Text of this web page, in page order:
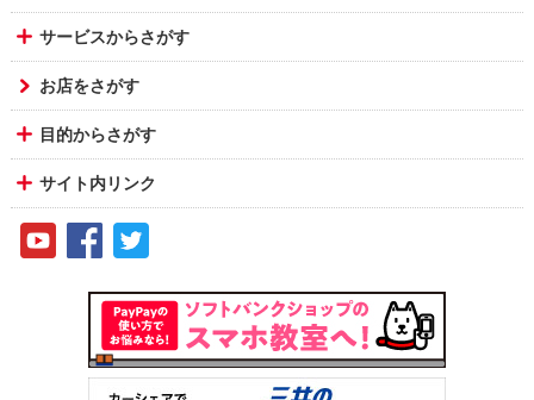
サービスからさがす
お店をさがす
目的からさがす
サイト内リンク